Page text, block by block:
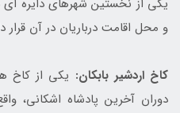
یکی از نخستین شهرهای دایره
و محل اقامت درباریان در آن
کاخ اردشیر بابکان:
دوران آخرین پادشاه اشکانی،